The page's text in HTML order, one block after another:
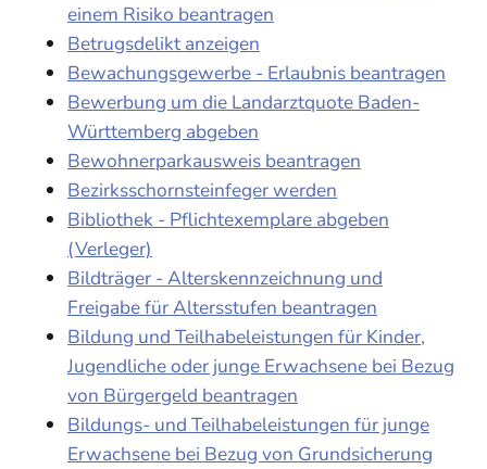
einem Risiko beantragen
Betrugsdelikt anzeigen
Bewachungsgewerbe - Erlaubnis beantragen
Bewerbung um die Landarztquote Baden-
Württemberg abgeben
Bewohnerparkausweis beantragen
Bezirksschornsteinfeger werden
Bibliothek - Pflichtexemplare abgeben
(Verleger)
Bildträger - Alterskennzeichnung und
Freigabe für Altersstufen beantragen
Bildung und Teilhabeleistungen für Kinder,
Jugendliche oder junge Erwachsene bei Bezug
von Bürgergeld beantragen
Bildungs- und Teilhabeleistungen für junge
Erwachsene bei Bezug von Grundsicherung